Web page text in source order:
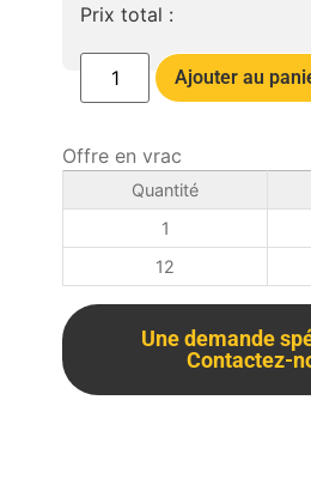
Prix total :
Ajouter au
Offre en vrac
Quantité
1
12
Une demande
Contactez-